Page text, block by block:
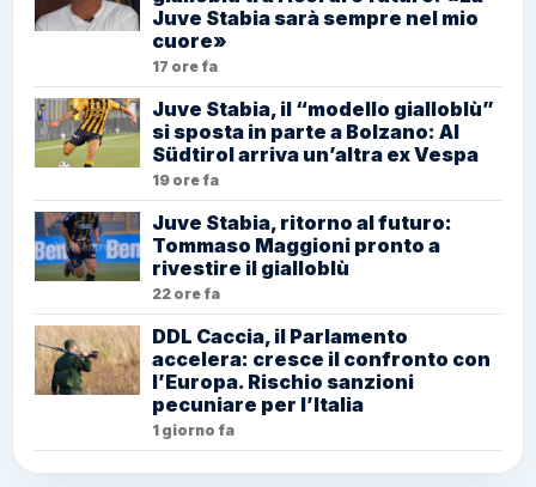
Juve Stabia sarà sempre nel mio
cuore»
17 ore fa
Juve Stabia, il “modello gialloblù”
si sposta in parte a Bolzano: Al
Südtirol arriva un’altra ex Vespa
19 ore fa
Juve Stabia, ritorno al futuro:
Tommaso Maggioni pronto a
rivestire il gialloblù
22 ore fa
DDL Caccia, il Parlamento
accelera: cresce il confronto con
l’Europa. Rischio sanzioni
pecuniare per l’Italia
1 giorno fa